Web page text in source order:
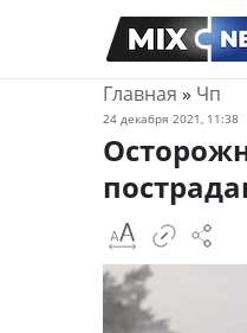
Главная » Чп
24 декабря 2021, 11:38